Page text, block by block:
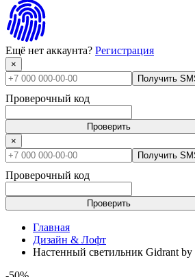
Ещё нет аккаунта? Регистрация
×
Получить
Проверочный код
Проверить
×
Получить
Проверочный код
Проверить
Главная
Дизайн & Лофт
Настенный светильник Gidrant